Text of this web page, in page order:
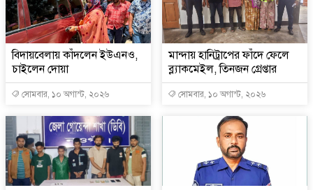
বিদায়বেলায় কাঁদলেন ইউএনও,
চাইলেন দোয়া
সোমবার, ১০ অগাস্ট, ২০২৬
মান্দায় হানিট্রাপের ফাঁদে ফেলে
ব্ল্যাকমেইল, তিনজন গ্রেপ্তার
সোমবার, ১০ অগাস্ট, ২০২৬